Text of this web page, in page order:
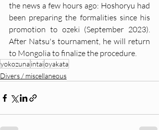
the news a few hours ago: Hoshoryu had
been preparing the formalities since his
promotion to ozeki (September 2023).
After Natsu's tournament, he will return
to Mongolia to finalize the procedure.
yokozuna intaioyakata
Divers / miscellaneous